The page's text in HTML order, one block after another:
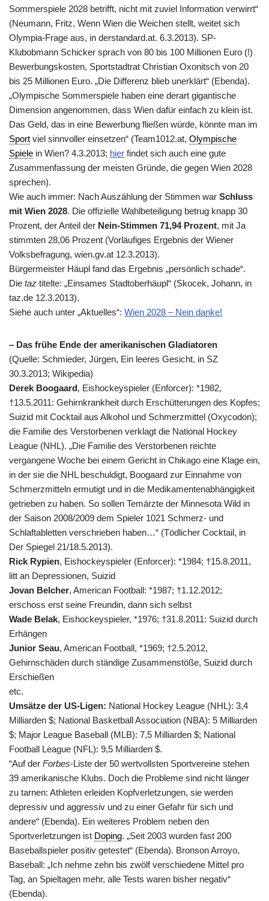
Sommerspiele 2028 betrifft, nicht mit zuviel Information verwirrt“
(Neumann, Fritz, Wenn Wien die Weichen stellt, weitet sich
Olympia-Frage aus, in derstandard.at. 6.3.2013). SP-
Klubobmann Schicker sprach von 80 bis 100 Millionen Euro (!)
Bewerbungskosten, Sportstadtrat Christian Oxonitsch von 20
bis 25 Millionen Euro. „Die Differenz blieb unerklärt“ (Ebenda).
„Olympische Sommerspiele haben eine derart gigantische
Dimension angenommen, dass Wien dafür einfach zu klein ist.
Das Geld, das in eine Bewerbung fließen würde, könnte man im
Sport viel sinnvoller einsetzen“ (Team1012.at, Olympische
Spiele in Wien? 4.3.2013; hier findet sich auch eine gute
Zusammenfassung der meisten Gründe, die gegen Wien 2028
sprechen).
Wie auch immer: Nach Auszählung der Stimmen war Schluss
mit Wien 2028. Die offizielle Wahlbeteiligung betrug knapp 30
Prozent, der Anteil der Nein-Stimmen 71,94 Prozent, mit Ja
stimmten 28,06 Prozent (Vorläufiges Ergebnis der Wiener
Volksbefragung, wien.gv.at 12.3.2013).
Bürgermeister Häupl fand das Ergebnis „persönlich schade“.
Die taz titelte: „Einsames Stadtoberhäupl“ (Skocek, Johann, in
taz.de 12.3.2013).
Siehe auch unter „Aktuelles“: Wien 2028 – Nein danke!
– Das frühe Ende der amerikanischen Gladiatoren
(Quelle: Schmieder, Jürgen, Ein leeres Gesicht, in SZ
30.3.2013; Wikipedia)
Derek Boogaard, Eishockeyspieler (Enforcer): *1982,
†13.5.2011: Gehirnkrankheit durch Erschütterungen des Kopfes;
Suizid mit Cocktail aus Alkohol und Schmerzmittel (Oxycodon);
die Familie des Verstorbenen verklagt die National Hockey
League (NHL). „Die Familie des Verstorbenen reichte
vergangene Woche bei einem Gericht in Chikago eine Klage ein,
in der sie die NHL beschuldigt, Boogaard zur Einnahme von
Schmerzmitteln ermutigt und in die Medikamentenabhängigkeit
getrieben zu haben. So sollen Temärzte der Minnesota Wild in
der Saison 2008/2009 dem Spieler 1021 Schmerz- und
Schlaftabletten verschrieben haben…“ (Tödlicher Cocktail, in
Der Spiegel 21/18.5.2013).
Rick Rypien, Eishockeyspieler (Enforcer): *1984; †15.8.2011,
litt an Depressionen, Suizid
Jovan Belcher, American Football: *1987; †1.12.2012;
erschoss erst seine Freundin, dann sich selbst
Wade Belak, Eishockeyspieler, *1976; †31.8.2011: Suizid durch
Erhängen
Junior Seau, American Football, *1969; †2.5.2012,
Gehirnschäden durch ständige Zusammenstöße, Suizid durch
Erschießen
etc.
Umsätze der US-Ligen: National Hockey League (NHL): 3,4
Milliarden $; National Basketball Association (NBA): 5 Milliarden
$; Major League Baseball (MLB): 7,5 Milliarden $; National
Football League (NFL): 9,5 Milliarden $.
“Auf der Forbes-Liste der 50 wertvollsten Sportvereine stehen
39 amerikanische Klubs. Doch die Probleme sind nicht länger
zu tarnen: Athleten erleiden Kopfverletzungen, sie werden
depressiv und aggressiv und zu einer Gefahr für sich und
andere“ (Ebenda). Ein weiteres Problem neben den
Sportverletzungen ist Doping. „Seit 2003 wurden fast 200
Baseballspieler positiv getestet“ (Ebenda). Bronson Arroyo,
Baseball: „Ich nehme zehn bis zwölf verschiedene Mittel pro
Tag, an Spieltagen mehr, alle Tests waren bisher negativ“
(Ebenda).